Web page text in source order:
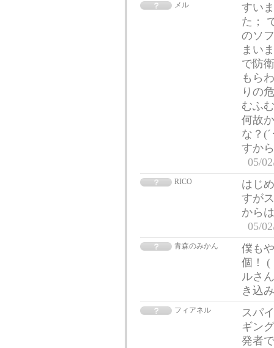
メル
すい
た；
のソ
まい
で防
もら
りの
むふ
何故
な？
すか
05/
RICO
はじ
すが
から
05/
青森のみかん
僕も
個！
ルさ
き込
フィアネル
スパ
ギン
発者